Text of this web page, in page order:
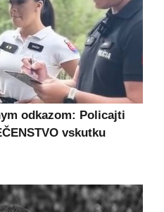
odkazom: Policajti
vskutku